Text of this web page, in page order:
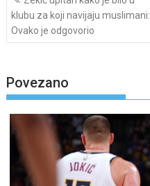
navigation
klubu za koji navijaju muslimani:
Ovako je odgovorio
Povezano